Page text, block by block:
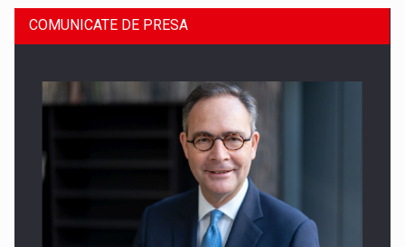
ROOTED IN ROMANIA, BUILT TO DELIVER TECHNOLOGY FOR
COMUNICATE DE PRESA